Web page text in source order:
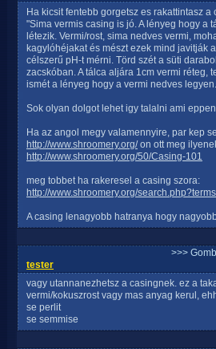
Ha kicsit fentebb gorgetsz es rakattintasz
"Sima vermis casing is jó. A lényeg hogy a
létezik. Vermi/rost, sima nedves vermi,
kagylóhéjakat és mészt ezek mind javitják
célszerű pH-t mérni. Törd szét a süti
zacskóban. A tálca aljára 1cm vermi réteg,
ismét a lényeg hogy a vermi nedves
Sok olyan dolgot lehet igy talalni ami
Ha az angol megy valamennyire, par kep
http://www.shroomery.org/on ott meg
http://www.shroomery.org/50/Casing-101
meg tobbet ha rakeresel a casing szora:
http://www.shroomery.org/
A casing lenagyobb hatranya hogy
>>>
tester
vagy utannanezhetsz a casingnek. ez a
vermi/kokuszrost vagy mas anyag kerul,
se perlit
se semmise